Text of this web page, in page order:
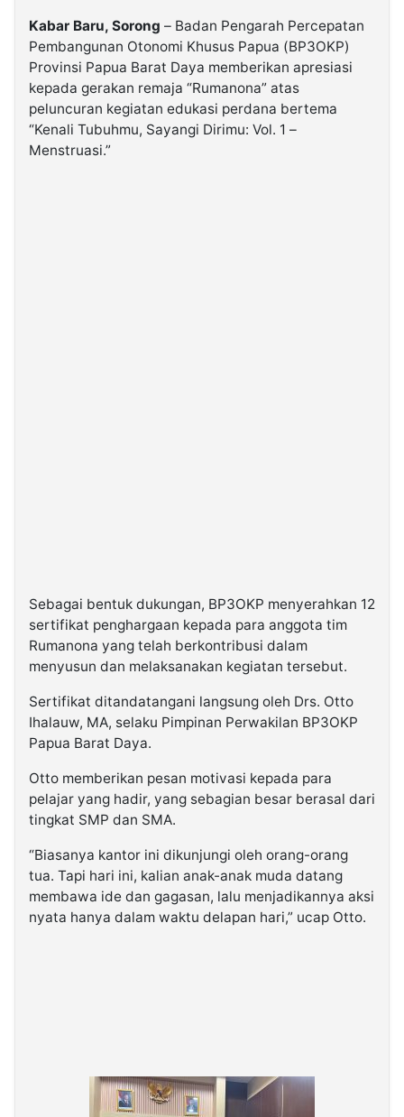
Kabarbaru.co
2026
Kabar Baru, Sorong – Badan Pengarah Percepatan
Pembangunan Otonomi Khusus Papua (BP3OKP)
Provinsi Papua Barat Daya memberikan apresiasi
kepada gerakan remaja “Rumanona” atas
peluncuran kegiatan edukasi perdana bertema
“Kenali Tubuhmu, Sayangi Dirimu: Vol. 1 –
Menstruasi.”
Sebagai bentuk dukungan, BP3OKP menyerahkan 12
sertifikat penghargaan kepada para anggota tim
Rumanona yang telah berkontribusi dalam
menyusun dan melaksanakan kegiatan tersebut.
Sertifikat ditandatangani langsung oleh Drs. Otto
Ihalauw, MA, selaku Pimpinan Perwakilan BP3OKP
Papua Barat Daya.
Otto memberikan pesan motivasi kepada para
pelajar yang hadir, yang sebagian besar berasal dari
tingkat SMP dan SMA.
“Biasanya kantor ini dikunjungi oleh orang-orang
tua. Tapi hari ini, kalian anak-anak muda datang
membawa ide dan gagasan, lalu menjadikannya aksi
nyata hanya dalam waktu delapan hari,” ucap Otto.